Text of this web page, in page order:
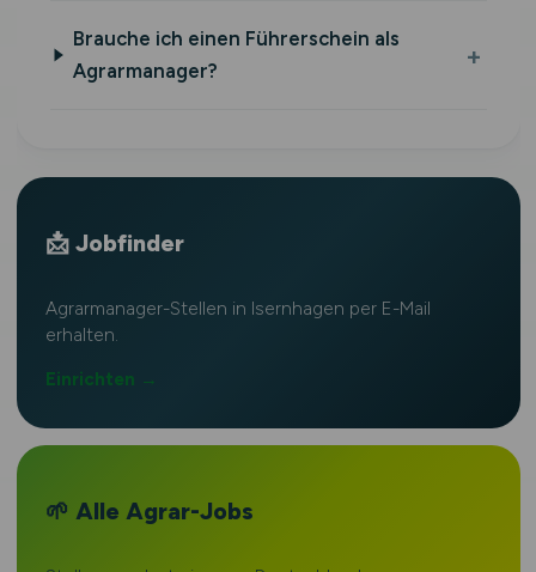
Brauche ich einen Führerschein als
Agrarmanager?
📩 Jobfinder
Agrarmanager-Stellen in Isernhagen per E-Mail
erhalten.
Einrichten →
🌱 Alle Agrar-Jobs